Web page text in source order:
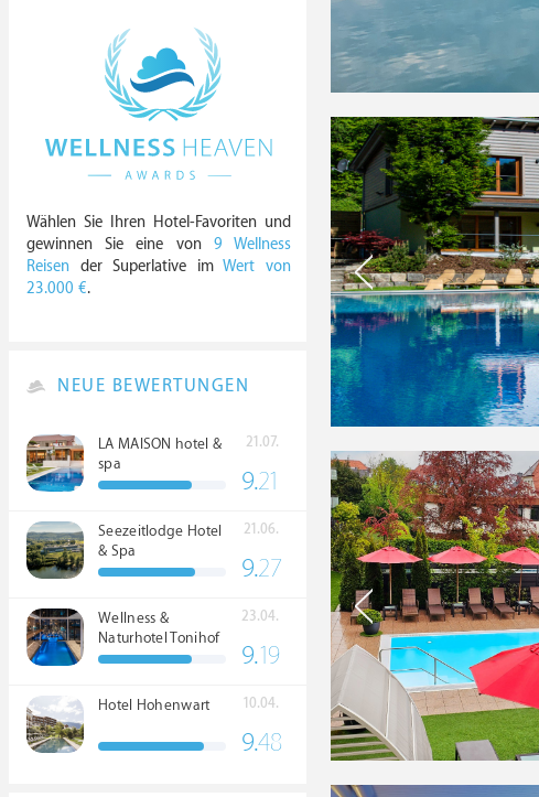
Wählen Sie Ihren Hotel-Favoriten und
gewinnen Sie eine von 9 Wellness
Reisen der Superlative imWert von
23.000 €.
NEUE BEWERTUNGEN
LA MAISON hotel &
spa
21.07.
9.21
Seezeitlodge Hotel
& Spa
21.06.
9.27
Wellness &
Naturhotel Tonihof
****S
23.04.
9.19
Hotel Hohenwart 10.04.
9.48